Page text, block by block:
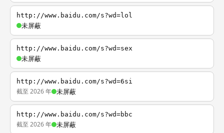
http://www.baidu.com/s?wd=lol
未屏蔽
http://www.baidu.com/s?wd=sex
未屏蔽
http://www.baidu.com/s?wd=6si
截至 2026 年 未屏蔽
http://www.baidu.com/s?wd=bbc
截至 2026 年 未屏蔽